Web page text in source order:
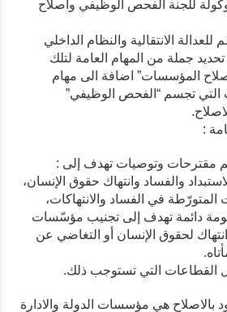
للجنة الفحص الوظيفي واصلاح
الانتقالية والنظام الداخلي
تحديد جملة من المهام العامة لتلك
المؤسسات” اضافة الى مهام
التي تجسم “الفحص الوظيفي”
:
مقترحات وتوصيات تهدف إلى :
والفساد وانتهاك حقوق الإنسان،
في الفساد والانتهاكات،
دائمة تهدف إلى تجنيب مؤسّسات
لحقوق الإنسان أو التغاضي عن
القطاعات التي تستوجب ذلك.
بالاصلاح هي مؤسسات الدولة والادارة